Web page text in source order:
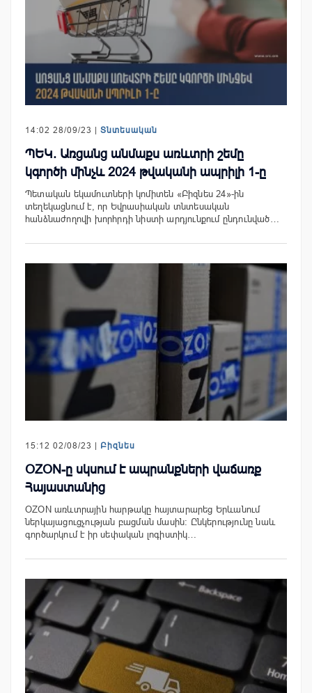
14:02 28/09/23 | Տնտեսական
ՊԵԿ. Առցանց անմաքս առևտրի շեմը
կգործի մինչև 2024 թվականի ապրիլի 1-ը
Պետական եկամուտների կոմիտեն «Բիզնես 24»-ին
տեղեկացնում է, որ Եվրասիական տնտեսական
հանձնաժողովի խորհրդի նիստի արդյունքում ընդունված…
15:12 02/08/23 | Բիզնես
OZON-ը սկսում է ապրանքների վաճառք
Հայաստանից
OZON առևտրային հարթակը հայտարարեց Երևանում
ներկայացուցչության բացման մասին։ Ընկերությունը նաև
գործարկում է իր սեփական լոգիստիկ…